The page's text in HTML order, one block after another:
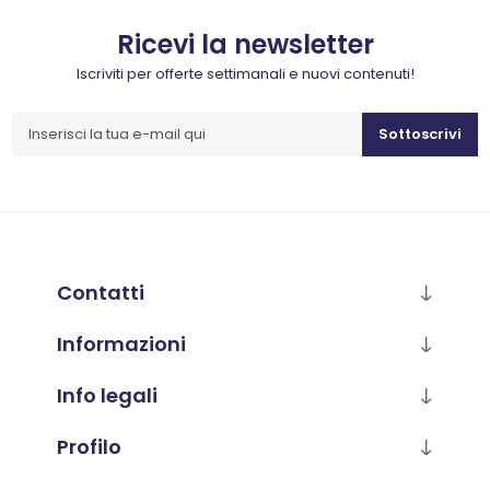
Ricevi la newsletter
Iscriviti per offerte settimanali e nuovi contenuti!
Sottoscrivi
Contatti
Informazioni
Info legali
Profilo